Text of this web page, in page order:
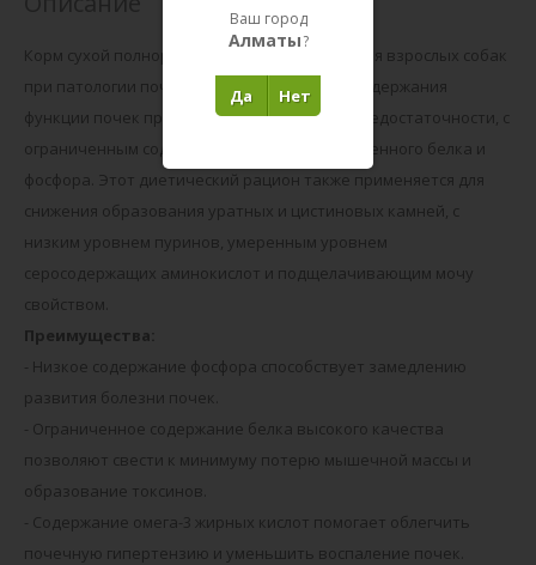
Корм сухой полнорационный диетический для взрослых собак
при патологии почек. Рекомендован для поддержания
функции почек при хронической почечной недостаточности, с
ограниченным содержанием высококачественного белка и
фосфора. Этот диетический рацион также применяется для
снижения образования уратных и цистиновых камней, с
низким уровнем пуринов, умеренным уровнем
серосодержащих аминокислот и подщелачивающим мочу
свойством.
Преимущества:
- Низкое содержание фосфора способствует замедлению
развития болезни почек.
- Ограниченное содержание белка высокого качества
позволяют свести к минимуму потерю мышечной массы и
образование токсинов.
- Содержание омега-3 жирных кислот помогает облегчить
почечную гипертензию и уменьшить воспаление почек.
Ваш город
Алматы?
Нет
Да